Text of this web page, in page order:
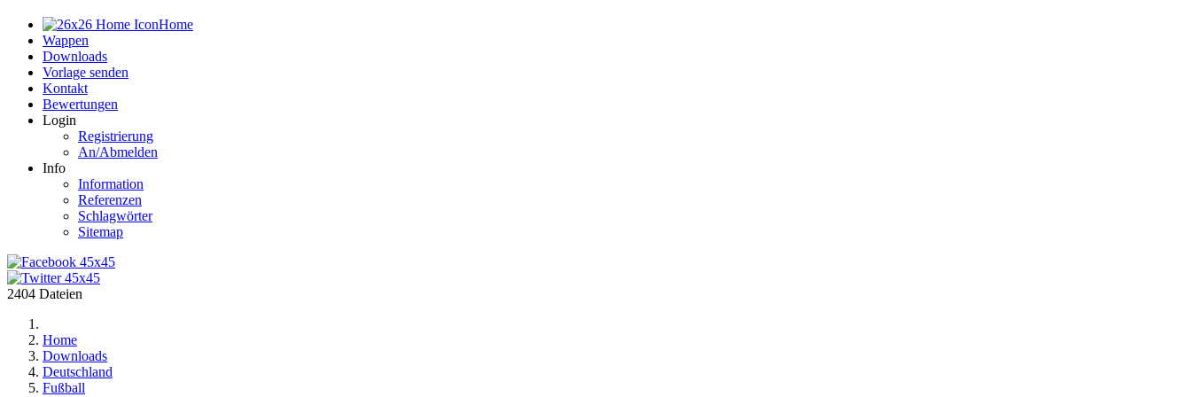
Home
Wappen
Downloads
Vorlage senden
Kontakt
Bewertungen
Login
Registrierung
An/Abmelden
Info
Information
Referenzen
Schlagwörter
Sitemap
2404 Dateien
Home
Downloads
Deutschland
Fußball